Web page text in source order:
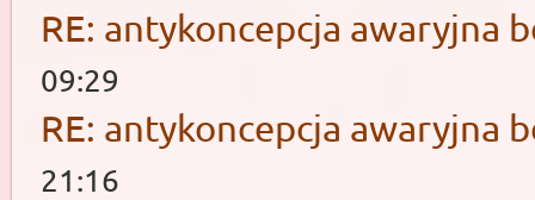
RE: antykoncepcja awaryjna
09:29
RE: antykoncepcja awaryjna
21:16